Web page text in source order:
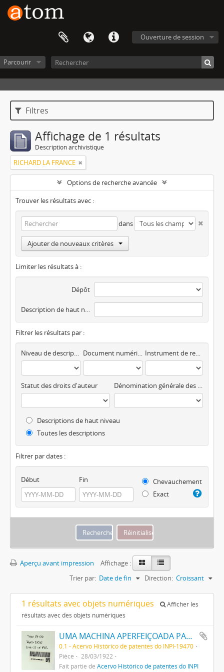
Ouverture de session
Parcourir
Filtres
Affichage de 1 résultats
Description archivistique
RICHARD LA FRANCE
Options de recherche avancée
Trouver les résultats avec :
dans
Ajouter de nouveaux critères
Limiter les résultats à :
Dépôt
Description de haut niveau
Filtrer les résultats par :
Niveau de description Document numérique disponible Instrument de recherche
Statut des droits d'auteur Dénomination générale des documents
Descriptions de haut niveau
Toutes les descriptions
Filtrer par dates :
Début Fin
Chevauchement
Exact
Aperçu avant impression
Affichage :
Trier par: Date de fin Direction: Croissant
1 résultats avec objets numériques
Afficher les
résultats avec des objets numériques
UMA MACHINA APERFEIÇOADA PARA A FABRICAÇÃO DE ARTIGOS DE VIDRO
0.1 - Acervo Histórico de patentes do INPI-19470
Pièce
28/03/1922
Fait partie de Acervo Histórico de patentes do INPI